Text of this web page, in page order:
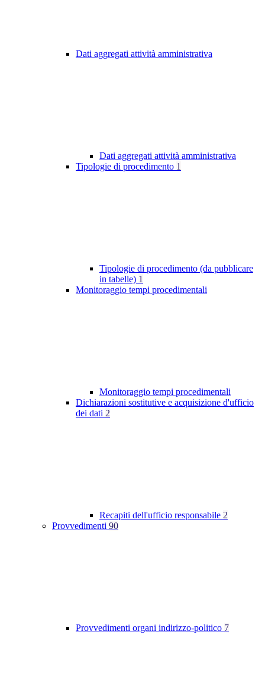
Dati aggregati attività amministrativa
Dati aggregati attività amministrativa
Tipologie di procedimento 1
Tipologie di procedimento (da pubblicare
in tabelle) 1
Monitoraggio tempi procedimentali
Monitoraggio tempi procedimentali
Dichiarazioni sostitutive e acquisizione d'ufficio
dei dati 2
Recapiti dell'ufficio responsabile 2
Provvedimenti 90
Provvedimenti organi indirizzo-politico 7